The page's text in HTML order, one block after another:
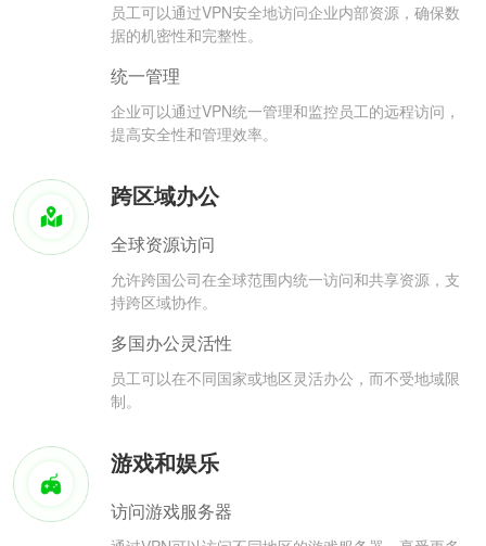
员工可以通过VPN安全地访问企业内部资源，确保数
据的机密性和完整性。
统一管理
企业可以通过VPN统一管理和监控员工的远程访问，
提高安全性和管理效率。
跨区域办公
全球资源访问
允许跨国公司在全球范围内统一访问和共享资源，支
持跨区域协作。
多国办公灵活性
员工可以在不同国家或地区灵活办公，而不受地域限
制。
游戏和娱乐
访问游戏服务器